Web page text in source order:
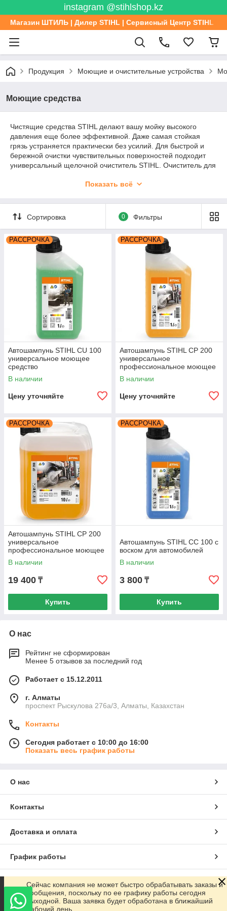
instagram @stihlshop.kz
Магазин ШТИЛЬ | Дилер STIHL | Сервисный Центр STIHL
Продукция Моющие и очистительные устройства
Моющие средства
Чистящие средства STIHL делают вашу мойку высокого
давления еще более эффективной. Даже самая стойкая
грязь устраняется практически без усилий. Для быстрой и
бережной очистки чувствительных поверхностей подходит
универсальный щелочной очиститель STIHL. Очиститель для
лакокрасочные поверхности и придает дополнительный
Показать всё
Сортировка 0 Фильтры
РАССРОЧКА
Автошампунь STIHL CU 100
универсальное моющее
средство
В наличии
Цену уточняйте
РАССРОЧКА
Автошампунь STIHL CP 200
универсальное
профессиональное моющее
средство
В наличии
Цену уточняйте
РАССРОЧКА
Автошампунь STIHL CP 200
универсальное
профессиональное моющее
средство
В наличии
19 400 ₸
Купить
РАССРОЧКА
Автошампунь STIHL CC 100 с
воском для автомобилей
В наличии
3 800 ₸
Купить
О нас
Рейтинг не сформирован
Менее 5 отзывов за последний год
Работает с 15.12.2011
г. Алматы
проспект Рыскулова 276а/3, Алматы, Казахстан
Контакты
Сегодня работает с 10:00 до 16:00
Показать весь график работы
О нас
Контакты
Доставка и оплата
График работы
Полная версия сайта
Сайт создан на маркетплейсе Satu.kz
Сейчас компания не может быстро обрабатывать заказы и
сообщения, поскольку по ее графику работы сегодня
выходной. Ваша заявка будет обработана в ближайший
рабочий день.